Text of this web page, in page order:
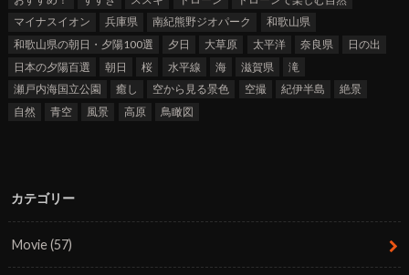
マイナスイオン
兵庫県 南紀熊野ジオパーク
和歌山県
和歌山県の朝日・夕陽100選
夕日 大草原 太平洋 奈良県
日の出
日本の夕陽百選
朝日 桜 水平線 海 滋賀県
滝
瀬戸内海国立公園
癒し 空から見る景色 空撮 紀伊半島
絶景
自然
青空 風景 高原 鳥瞰図
カテゴリー
Movie(57)